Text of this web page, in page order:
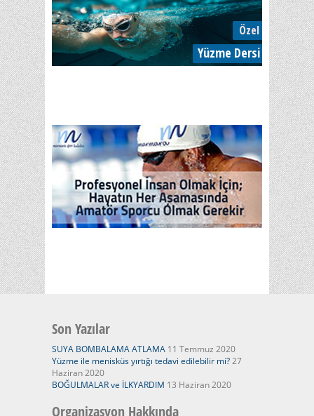
Son Yazılar
SUYA BOMBALAMA ATLAMA 11 Temmuz 2020
Yüzme ile menisküs yırtığı tedavi edilebilir mi?27
Haziran 2020
BOĞULMALAR ve İLKYARDIM 13 Haziran 2020
Organizasyon Hakkında